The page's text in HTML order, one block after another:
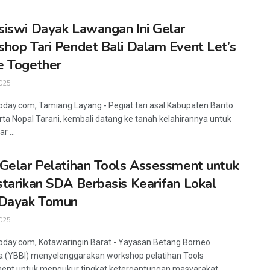
Dayak Lawangan Ini Gelar
Tari Pendet Bali Dalam Event Let’s
Together
Tamiang Layang - Pegiat tari asal Kabupaten Barito
Nopal Tarani, kembali datang ke tanah kelahirannya untuk
...
Pelatihan Tools Assessment untuk
SDA Berbasis Kearifan Lokal
Tomun
Kotawaringin Barat - Yayasan Betang Borneo
(YBBI) menyelenggarakan workshop pelatihan Tools